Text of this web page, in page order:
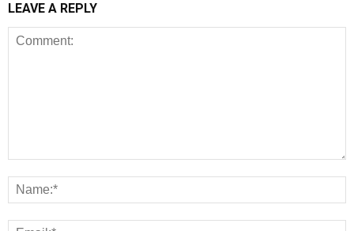
LEAVE A REPLY